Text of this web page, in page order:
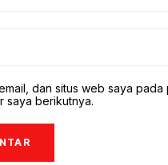
dan situs web saya pada
saya berikutnya.